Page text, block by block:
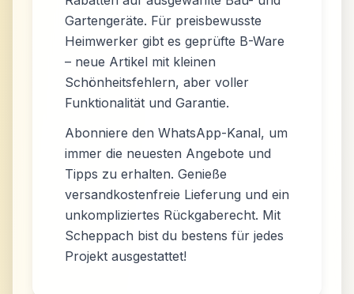
Gartengeräte. Für preisbewusste
Heimwerker gibt es geprüfte B-Ware
– neue Artikel mit kleinen
Schönheitsfehlern, aber voller
Funktionalität und Garantie.
Abonniere den WhatsApp-Kanal, um
immer die neuesten Angebote und
Tipps zu erhalten. Genieße
versandkostenfreie Lieferung und ein
unkompliziertes Rückgaberecht. Mit
Scheppach bist du bestens für jedes
Projekt ausgestattet!